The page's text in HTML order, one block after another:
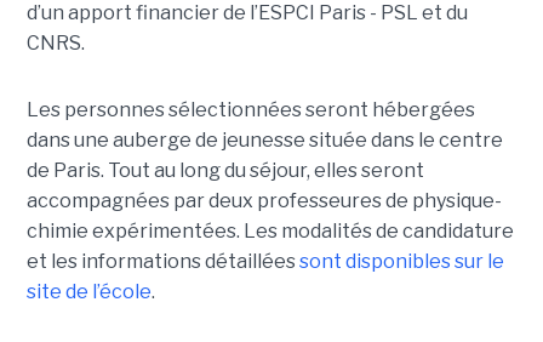
d’un apport financier de l’ESPCI Paris - PSL et du
CNRS.
Les personnes sélectionnées seront hébergées
dans une auberge de jeunesse située dans le centre
de Paris. Tout au long du séjour, elles seront
accompagnées par deux professeures de physique-
chimie expérimentées. Les modalités de candidature
et les informations détailléessont disponibles sur le
site de l’école.